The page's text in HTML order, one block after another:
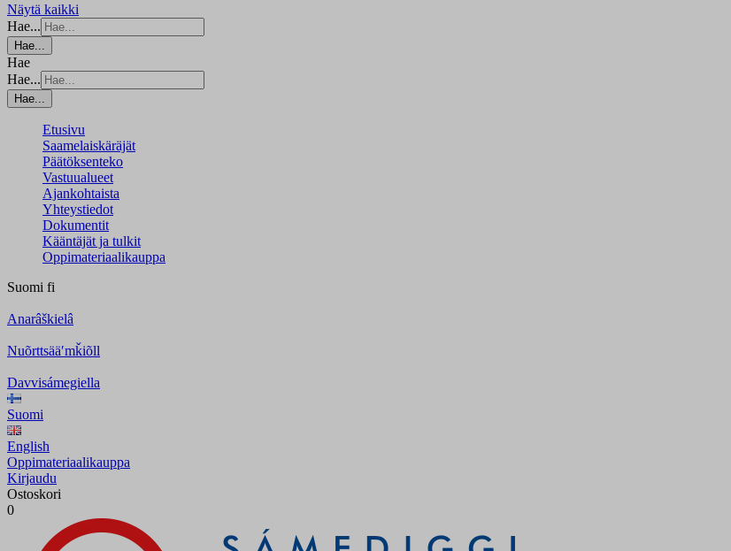
Näytä kaikki
Hae...
Hae...
Hae
Hae...
Hae...
Etusivu
Saamelaiskäräjät
Päätöksenteko
Vastuualueet
Ajankohtaista
Yhteystiedot
Dokumentit
Kääntäjät ja tulkit
Oppimateriaalikauppa
Suomi fi
Anarâškielâ
Nuõrttsääʹmǩiõll
Davvisámegiella
Suomi
English
Oppimateriaalikauppa
Kirjaudu
Ostoskori
0